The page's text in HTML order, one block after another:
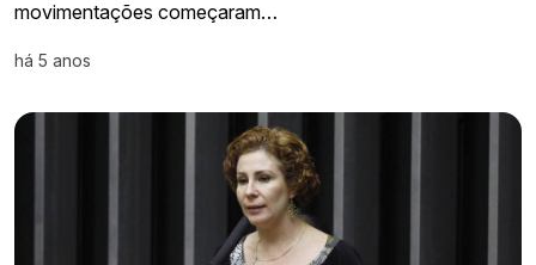
movimentações começaram…
há 5 anos